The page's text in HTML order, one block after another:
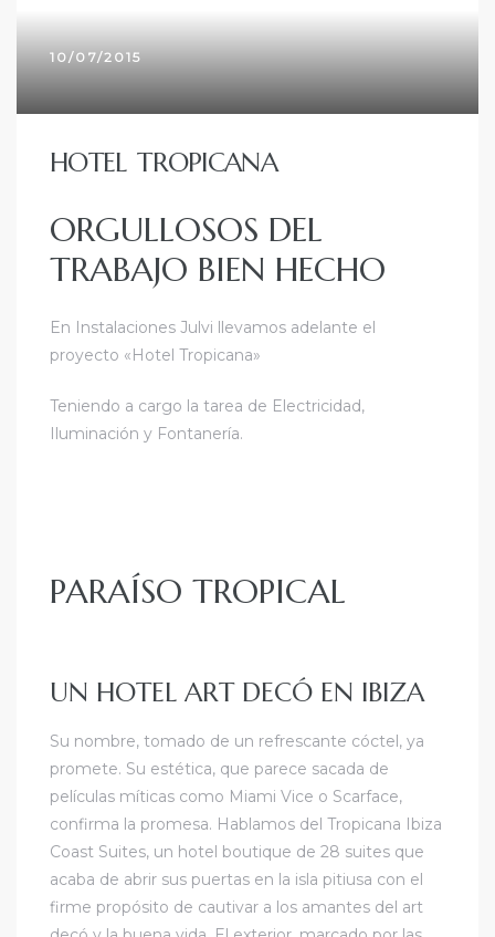
10/07/2015
HOTEL TROPICANA
ORGULLOSOS DEL
TRABAJO BIEN HECHO
En Instalaciones Julvi llevamos adelante el
proyecto «Hotel Tropicana»
Teniendo a cargo la tarea de Electricidad,
Iluminación y Fontanería.
PARAÍSO TROPICAL
UN HOTEL ART DECÓ EN IBIZA
Su nombre, tomado de un refrescante cóctel, ya
promete. Su estética, que parece sacada de
películas míticas como Miami Vice o Scarface,
confirma la promesa. Hablamos del Tropicana Ibiza
Coast Suites, un hotel boutique de 28 suites que
acaba de abrir sus puertas en la isla pitiusa con el
firme propósito de cautivar a los amantes del art